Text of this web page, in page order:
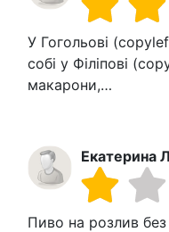
У Гогольові
собі у Філіпові
макарони,…
Екатерина
Пиво на розлив без